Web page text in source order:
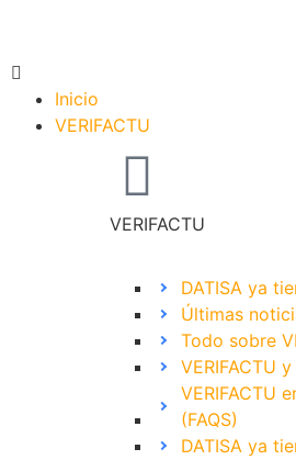
Inicio
VERIFACTU
VERIFACTU
DATISA ya
Últimas
Todo sobre
VERIFACTU
VERIFACTU
(FAQS)
DATISA ya